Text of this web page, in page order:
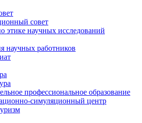
совет
этике научных исследований
научных работников
профессиональное образование
симуляционный центр